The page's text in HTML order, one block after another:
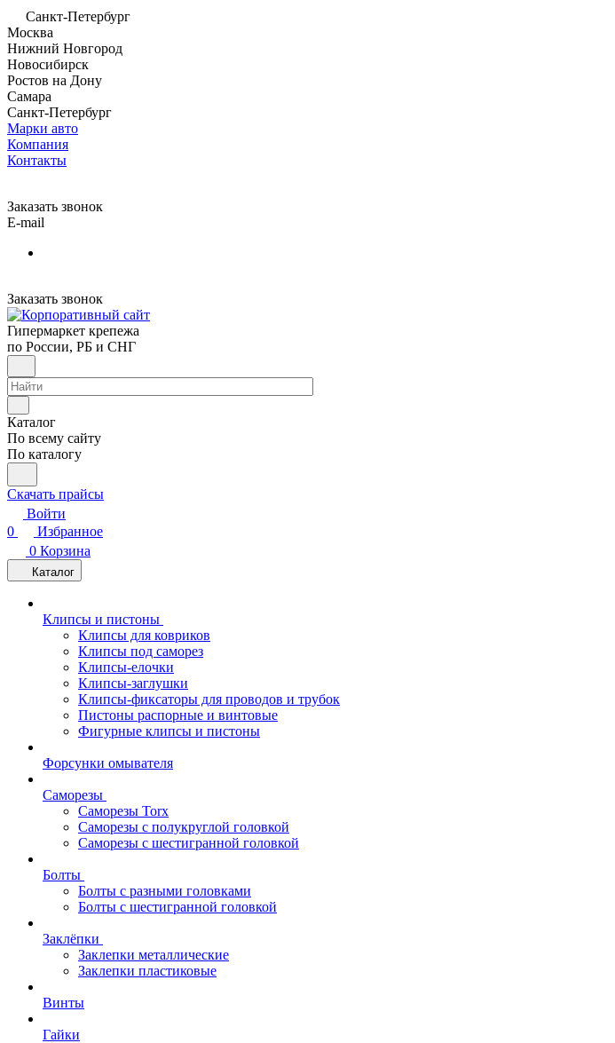
Санкт-Петербург
Москва
Нижний Новгород
Новосибирск
Ростов на Дону
Самара
Санкт-Петербург
Марки авто
Компания
Контакты
Заказать звонок
E-mail
Заказать звонок
Гипермаркет крепежа
по России, РБ и СНГ
Каталог
По всему сайту
По каталогу
Скачать прайсы
Войти
0
Избранное
0 Корзина
Каталог
Клипсы и пистоны
Клипсы для ковриков
Клипсы под саморез
Клипсы-елочки
Клипсы-заглушки
Клипсы-фиксаторы для проводов и трубок
Пистоны распорные и винтовые
Фигурные клипсы и пистоны
Форсунки омывателя
Саморезы
Саморезы Torx
Саморезы с полукруглой головкой
Саморезы с шестигранной головкой
Болты
Болты с разными головками
Болты с шестигранной головкой
Заклёпки
Заклепки металлические
Заклепки пластиковые
Винты
Гайки